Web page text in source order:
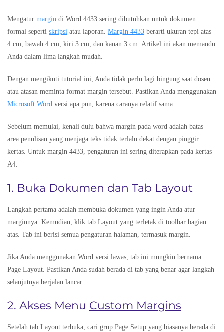
Mengatur margin di Word 4433 sering dibutuhkan untuk dokumen
formal seperti skripsi atau laporan. Margin 4433 berarti ukuran tepi atas
4 cm, bawah 4 cm, kiri 3 cm, dan kanan 3 cm. Artikel ini akan memandu
Anda dalam lima langkah mudah.
Dengan mengikuti tutorial ini, Anda tidak perlu lagi bingung saat dosen
atau atasan meminta format margin tersebut. Pastikan Anda menggunakan
Microsoft Word versi apa pun, karena caranya relatif sama.
Sebelum memulai, kenali dulu bahwa margin pada word adalah batas
area penulisan yang menjaga teks tidak terlalu dekat dengan pinggir
kertas. Untuk margin 4433, pengaturan ini sering diterapkan pada kertas
A4.
1. Buka Dokumen dan Tab Layout
Langkah pertama adalah membuka dokumen yang ingin Anda atur
marginnya. Kemudian, klik tab Layout yang terletak di toolbar bagian
atas. Tab ini berisi semua pengaturan halaman, termasuk margin.
Jika Anda menggunakan Word versi lawas, tab ini mungkin bernama
Page Layout. Pastikan Anda sudah berada di tab yang benar agar langkah
selanjutnya berjalan lancar.
2. Akses Menu Custom Margins
Setelah tab Layout terbuka, cari grup Page Setup yang biasanya berada di